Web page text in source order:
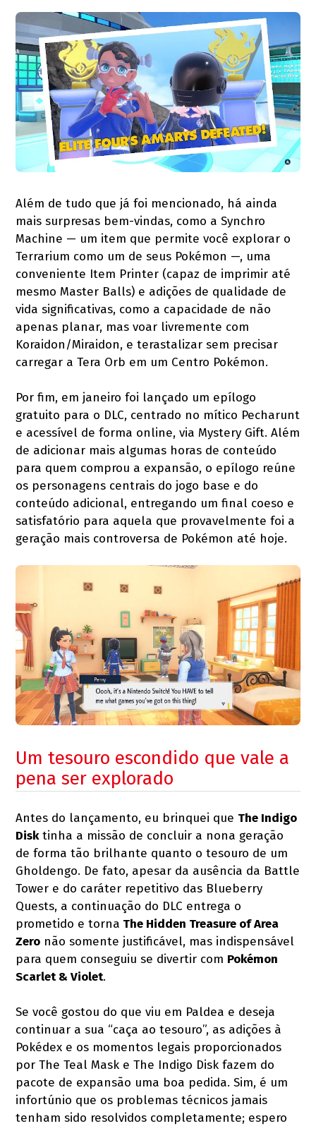
Além de tudo que já foi mencionado, há ainda
mais surpresas bem-vindas, como a Synchro
Machine — um item que permite você explorar o
Terrarium como um de seus Pokémon —, uma
conveniente Item Printer (capaz de imprimir até
mesmo Master Balls) e adições de qualidade de
vida significativas, como a capacidade de não
apenas planar, mas voar livremente com
Koraidon/Miraidon, e terastalizar sem precisar
carregar a Tera Orb em um Centro Pokémon.
Por fim, em janeiro foi lançado um epílogo
gratuito para o DLC, centrado no mítico Pecharunt
e acessível de forma online, via Mystery Gift. Além
de adicionar mais algumas horas de conteúdo
para quem comprou a expansão, o epílogo reúne
os personagens centrais do jogo base e do
conteúdo adicional, entregando um final coeso e
satisfatório para aquela que provavelmente foi a
geração mais controversa de Pokémon até hoje.
Um tesouro escondido que vale a
pena ser explorado
Antes do lançamento, eu brinquei que The Indigo
Disktinha a missão de concluir a nona geração
de forma tão brilhante quanto o tesouro de um
Gholdengo. De fato, apesar da ausência da Battle
Tower e do caráter repetitivo das Blueberry
Quests, a continuação do DLC entrega o
prometido e torna The Hidden Treasure of Area
Zero não somente justificável, mas indispensável
para quem conseguiu se divertir com Pokémon
Scarlet & Violet.
Se você gostou do que viu em Paldea e deseja
continuar a sua “caça ao tesouro”, as adições à
Pokédex e os momentos legais proporcionados
por The Teal Mask e The Indigo Disk fazem do
pacote de expansão uma boa pedida. Sim, é um
infortúnio que os problemas técnicos jamais
tenham sido resolvidos completamente; espero